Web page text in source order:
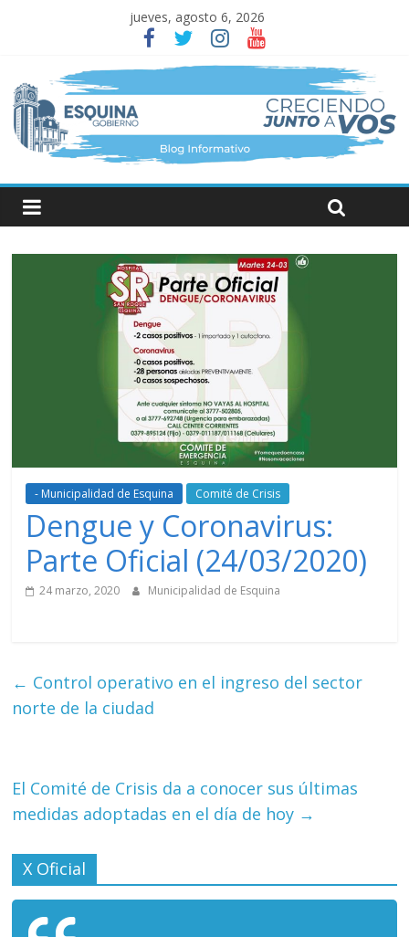
jueves, agosto 6, 2026
- Municipalidad de Esquina Comité de Crisis
Dengue y Coronavirus:
Parte Oficial (24/03/2020)
24 marzo, 2020 Municipalidad de Esquina
← Control operativo en el ingreso del sector
norte de la ciudad
El Comité de Crisis da a conocer sus últimas
medidas adoptadas en el día de hoy →
X Oficial